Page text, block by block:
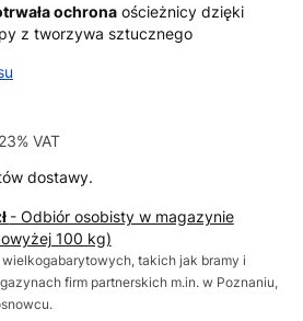
ochrona ościeżnicy dzięki
z tworzywa sztucznego
VAT
23% VAT
dostawy.
- Odbiór osobisty w magazynie
100 kg)
takich jak bramy i
firm partnerskich m.in. w Poznaniu,